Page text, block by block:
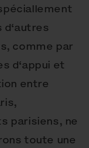
comme par
d‘appui et
entre
parisiens, ne
toute une